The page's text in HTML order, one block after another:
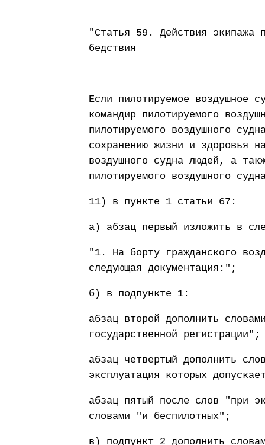
"Статья 59. Действия экипажа
бедствия
Если пилотируемое воздушное
командир пилотируемого
пилотируемого воздушного
сохранению жизни и здоровья
воздушного судна людей, а
пилотируемого воздушного
11) в пункте 1 статьи 67:
а) абзац первый изложить в
"1. На борту гражданского
следующая документация:";
б) в подпункте 1:
абзац второй дополнить
государственной регистрации";
абзац четвертый дополнить
эксплуатация которых
абзац пятый после слов "при
словами "и беспилотных";
в) подпункт 2 дополнить